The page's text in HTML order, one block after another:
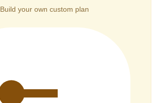
Build your own custom plan